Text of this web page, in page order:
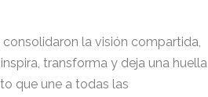
la visión compartida,
transforma y deja una huella
que une a todas las